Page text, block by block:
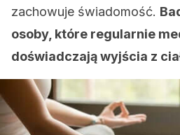
zachowuje świadomość.
osoby, które regularnie
doświadczają wyjścia z